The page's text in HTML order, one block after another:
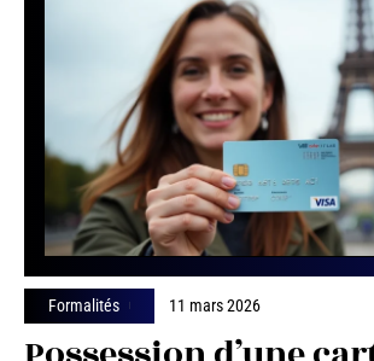
Formalités 11 mars 2026